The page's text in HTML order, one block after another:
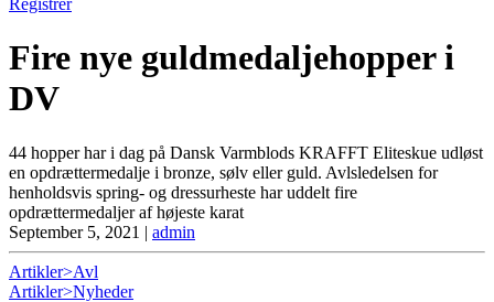
Registrer
Fire nye guldmedaljehopper i
DV
44 hopper har i dag på Dansk Varmblods KRAFFT Eliteskue udløst
en opdrættermedalje i bronze, sølv eller guld. Avlsledelsen for
henholdsvis spring- og dressurheste har uddelt fire
opdrættermedaljer af højeste karat
September 5, 2021 | admin
Artikler>Avl
Artikler>Nyheder